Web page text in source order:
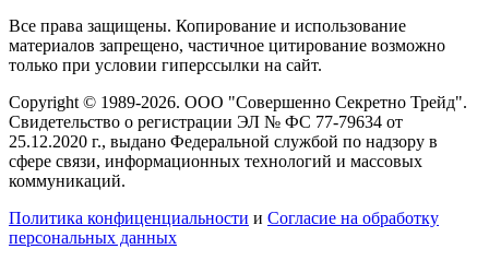
Все права защищены. Копирование и использование
материалов запрещено, частичное цитирование возможно
только при условии гиперссылки на сайт.
Copyright © 1989-2026. ООО "Совершенно Секретно Трейд".
Свидетельство о регистрации ЭЛ № ФС 77-79634 от
25.12.2020 г., выдано Федеральной службой по надзору в
сфере связи, информационных технологий и массовых
коммуникаций.
Политика конфиценциальности и Согласие на обработку
персональных данных